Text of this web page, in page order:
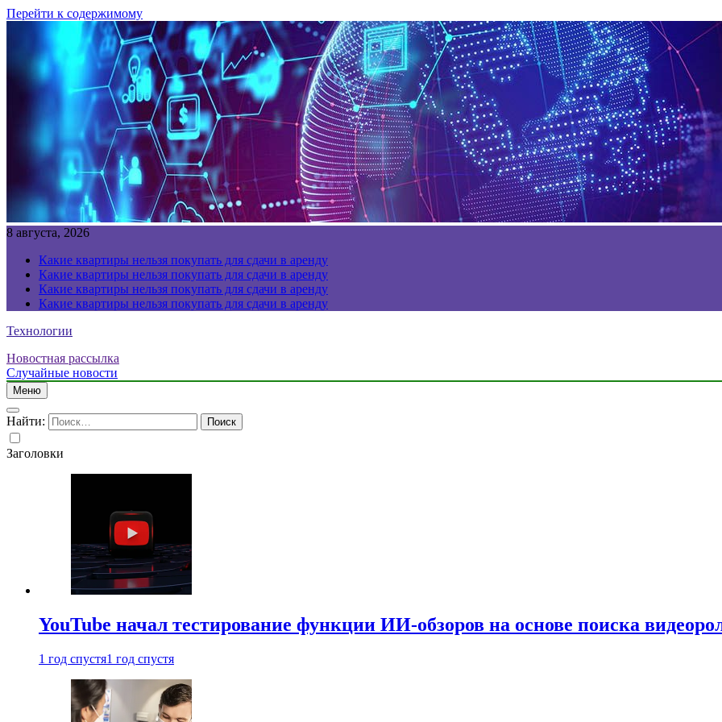
Перейти к содержимому
8 августа, 2026
Какие квартиры нельзя покупать для сдачи в аренду
Какие квартиры нельзя покупать для сдачи в аренду
Какие квартиры нельзя покупать для сдачи в аренду
Какие квартиры нельзя покупать для сдачи в аренду
Технологии
Новостная рассылка
Случайные новости
Меню
Найти:
Заголовки
YouTube начал тестирование функции ИИ-обзоров на основе поиска
1 год спустя1 год спустя